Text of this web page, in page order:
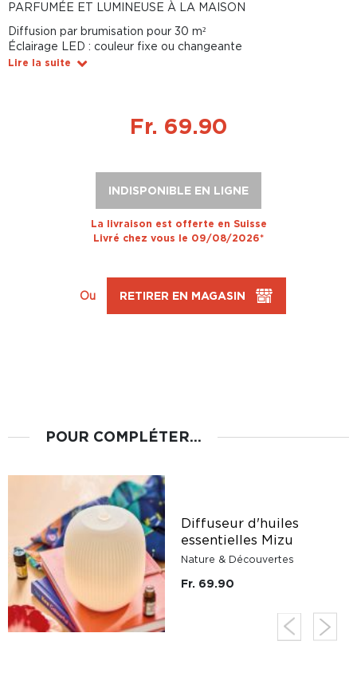
PARFUMÉE ET LUMINEUSE À LA MAISON
Diffusion par brumisation pour 30 m²
Éclairage LED : couleur fixe ou changeante
Lire la suite
Fr. 69.90
INDISPONIBLE EN LIGNE
La livraison est offerte en Suisse
Livré chez vous le 09/08/2026*
Ou RETIRER EN MAGASIN
POUR COMPLÉTER...
Diffuseur d'huiles
essentielles Mizu
Nature & Découvertes
Fr. 69.90